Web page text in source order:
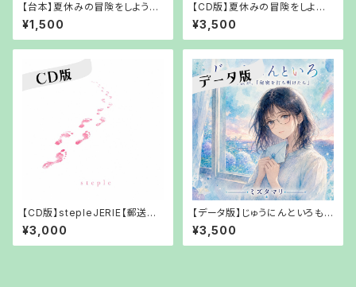
【台本】夏休みの冒険をしよう！
高校最後の夏休み、やりたいこと
リスト【PDFでお渡し】
¥1,500
【CD版】夏休みの冒険をしよう！
高校最後の夏休み、やりたいこと
リストち【【郵送でお渡し】
¥3,500
【CD版】stepleJERIE【郵送で
お渡し】
¥3,000
【データ版】じゅうにんといろもし
も僕が、「秘密を打ち明けたら」
ミズタマリ【URLでお渡し】
¥3,500